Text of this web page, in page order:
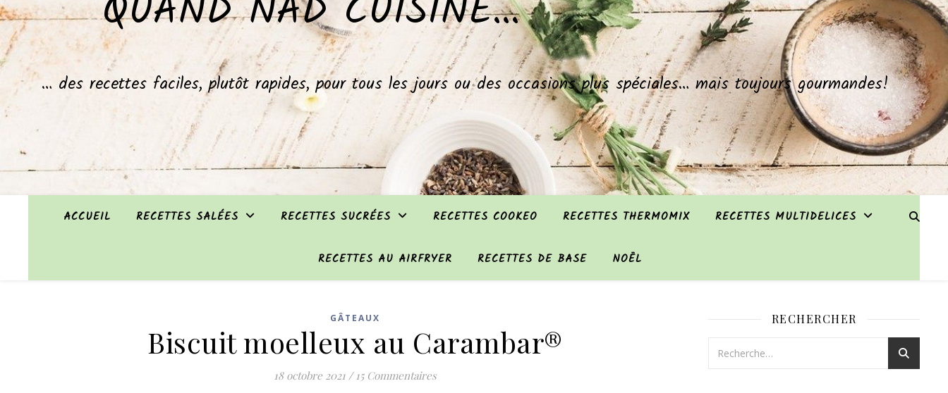
… des recettes faciles, plutôt rapides, pour tous les jours ou des occasions plus spéciales… mais toujours gourmandes!
ACCUEIL RECETTES SALÉES RECETTES SUCRÉES RECETTES COOKEO RECETTES THERMOMIX RECETTES MULTIDELICES
RECETTES AU AIRFRYER RECETTES DE BASE NOËL
GÂTEAUX
Biscuit moelleux au Carambar®
18 octobre 2021 / 15 Commentaires
RECHERCHER